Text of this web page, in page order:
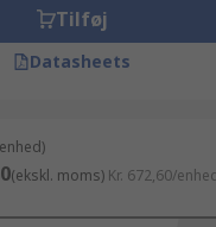
Tilføj
Datasheets
(ekskl. moms) Kr. 672,60/